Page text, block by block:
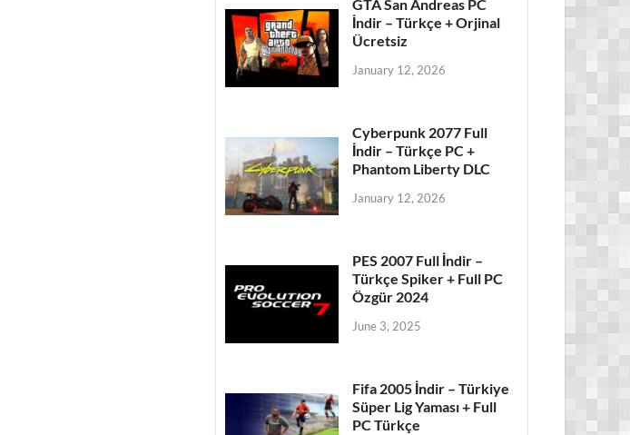
GTA San Andreas PC
İndir – Türkçe + Orjinal
Ücretsiz
January 12, 2026
Cyberpunk 2077 Full
İndir – Türkçe PC +
Phantom Liberty DLC
January 12, 2026
PES 2007 Full İndir –
Türkçe Spiker + Full PC
Özgür 2024
June 3, 2025
Fifa 2005 İndir – Türkiye
Süper Lig Yaması + Full
PC Türkçe